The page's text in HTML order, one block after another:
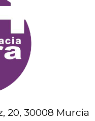
20, 30008 Murcia